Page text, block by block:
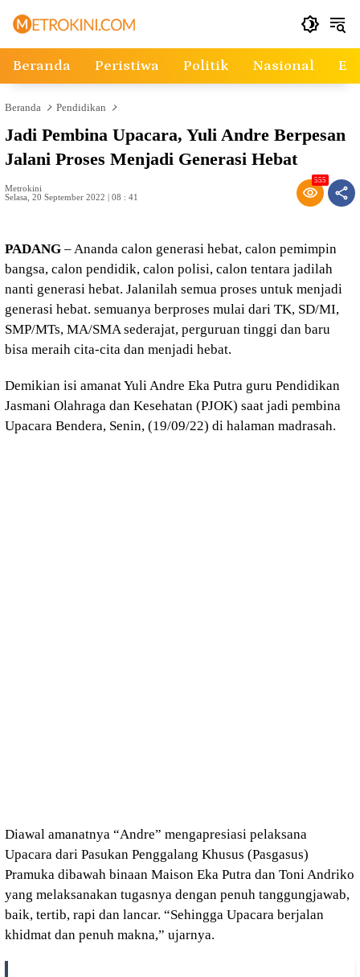
Beranda Peristiwa Politik Nasional
Beranda Pendidikan
Jadi Pembina Upacara, Yuli Andre Berpesan
Jalani Proses Menjadi Generasi Hebat
Metrokini
Selasa, 20 September 2022 | 08 : 41
555
PADANG – Ananda calon generasi hebat, calon pemimpin
bangsa, calon pendidik, calon polisi, calon tentara jadilah
nanti generasi hebat. Jalanilah semua proses untuk menjadi
generasi hebat. semuanya berproses mulai dari TK, SD/MI,
SMP/MTs, MA/SMA sederajat, perguruan tinggi dan baru
bisa meraih cita-cita dan menjadi hebat.
Demikian isi amanat Yuli Andre Eka Putra guru Pendidikan
Jasmani Olahraga dan Kesehatan (PJOK) saat jadi pembina
Upacara Bendera, Senin, (19/09/22) di halaman madrasah.
Diawal amanatnya “Andre” mengapresiasi pelaksana
Upacara dari Pasukan Penggalang Khusus (Pasgasus)
Pramuka dibawah binaan Maison Eka Putra dan Toni Andriko
yang melaksanakan tugasnya dengan penuh tanggungjawab,
baik, tertib, rapi dan lancar. “Sehingga Upacara berjalan
khidmat dan penuh makna,” ujarnya.